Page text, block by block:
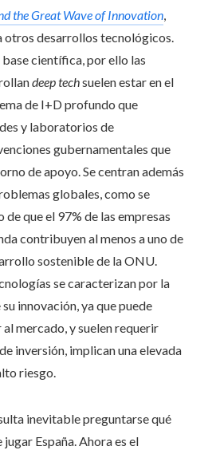
the Great Wave of Innovation,
otros desarrollos tecnológicos.
científica, por ello las
deep techsuelen estar en el
de I+D profundo que
y laboratorios de
gubernamentales que
de apoyo. Se centran además
globales, como se
de que el 97% de las empresas
contribuyen al menos a uno de
sostenible de la ONU.
se caracterizan por la
innovación, ya que puede
mercado, y suelen requerir
inversión, implican una elevada
riesgo.
inevitable preguntarse qué
España. Ahora es el